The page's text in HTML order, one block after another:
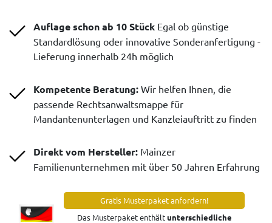
Auflage schon ab 10 Stück Egal ob günstige
Standardlösung oder innovative Sonderanfertigung -
Lieferung innerhalb 24h möglich
Kompetente Beratung: Wir helfen Ihnen, die
passende Rechtsanwaltsmappe für
Mandantenunterlagen und Kanzleiauftritt zu finden
Direkt vom Hersteller: Mainzer
Familienunternehmen mit über 50 Jahren Erfahrung
Gratis Musterpaket anfordern!
Das Musterpaket enthältunterschiedliche